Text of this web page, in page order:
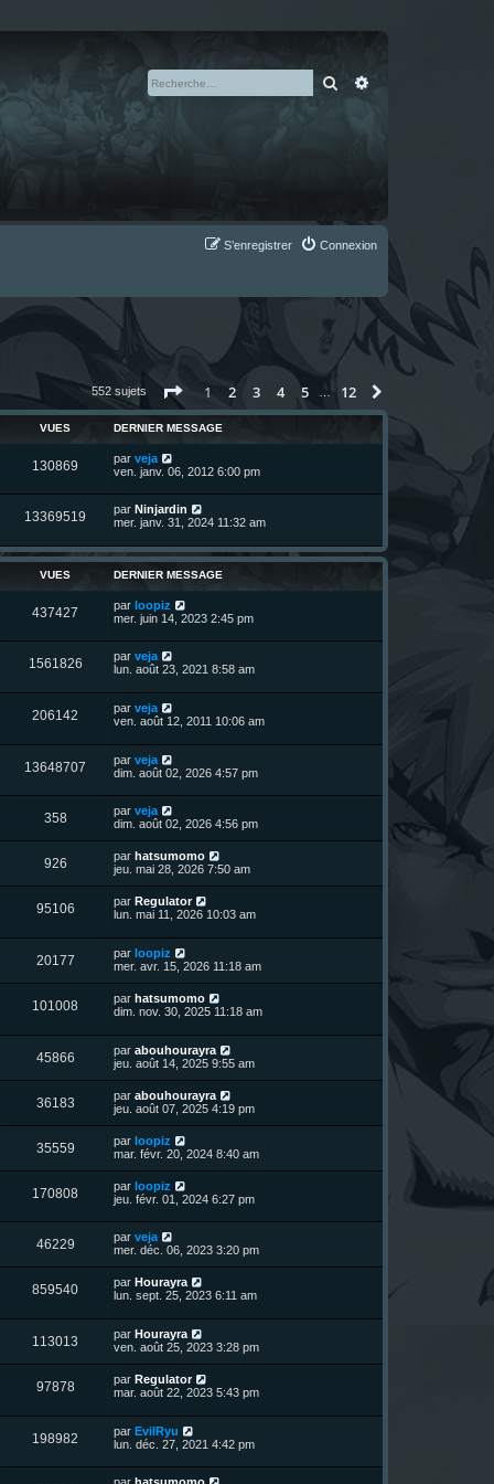
Rechercher
Connexion
S’enregistrer
552 sujets Page sur12
1 2 3 4 5 12
VUES DERNIER MESSAGE
130869
u
e
s
D
e
n
i
e
m
e
s
s
a
g
par veja
ven. janv. 06, 2012 6:00 pm
13369519
u
D
e
n
i
e
m
e
s
s
a
g
par Ninjardin
mer. janv. 31, 2024 11:32 am
VUES DERNIER MESSAGE
437427
u
e
s
D
e
n
i
e
m
e
s
a
g
e
par loopiz
mer. juin 14, 2023 2:45 pm
1561826V
u
s
D
e
n
i
e
m
e
s
g
e
par veja
lun. août 23, 2021 8:58 am
206142
u
e
s
D
e
n
i
e
m
e
s
s
a
g
e
par veja
ven. août 12, 2011 10:06 am
13648707
u
D
e
n
i
e
r
m
e
s
s
a
g
par veja
dim. août 02, 2026 4:57 pm
358V
u
s
D
e
i
e
r
m
e
s
a
g
e
par veja
dim. août 02, 2026 4:56 pm
926V
u
D
e
i
e
e
s
s
a
g
par hatsumomo
jeu. mai 28, 2026 7:50 am
95106V
u
D
e
n
i
e
e
s
s
a
g
e
par Regulator
lun. mai 11, 2026 10:03 am
20177V
u
D
e
i
e
e
s
s
a
g
e
par loopiz
mer. avr. 15, 2026 11:18 am
101008V
u
D
e
n
i
e
e
s
s
a
g
e
par hatsumomo
dim. nov. 30, 2025 11:18 am
45866V
u
s
D
e
i
e
r
m
e
s
s
a
g
e
par abouhourayra
jeu. août 14, 2025 9:55 am
36183V
u
s
D
e
i
e
r
m
e
s
a
g
e
par abouhourayra
jeu. août 07, 2025 4:19 pm
35559V
u
D
e
i
e
r
m
e
s
s
a
g
par loopiz
mar. févr. 20, 2024 8:40 am
170808V
u
D
e
n
i
e
r
m
e
s
s
a
g
par loopiz
jeu. févr. 01, 2024 6:27 pm
46229V
u
D
e
i
e
e
s
s
a
g
par veja
mer. déc. 06, 2023 3:20 pm
859540V
u
D
e
n
i
e
e
s
s
a
g
par Hourayra
lun. sept. 25, 2023 6:11 am
113013
u
D
e
i
e
e
s
s
a
par Hourayra
ven. août 25, 2023 3:28 pm
97878V
u
e
s
D
e
n
i
e
m
par Regulator
mar. août 22, 2023 5:43 pm
198982
u
D
e
n
par EvilRyu
lun. déc. 27, 2021 4:42 pm
D